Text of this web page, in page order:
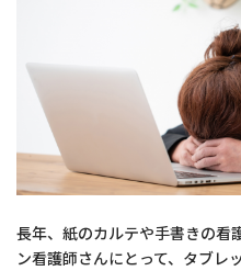
長年、紙のカルテや手書きの看
ン看護師さんにとって、タブレ